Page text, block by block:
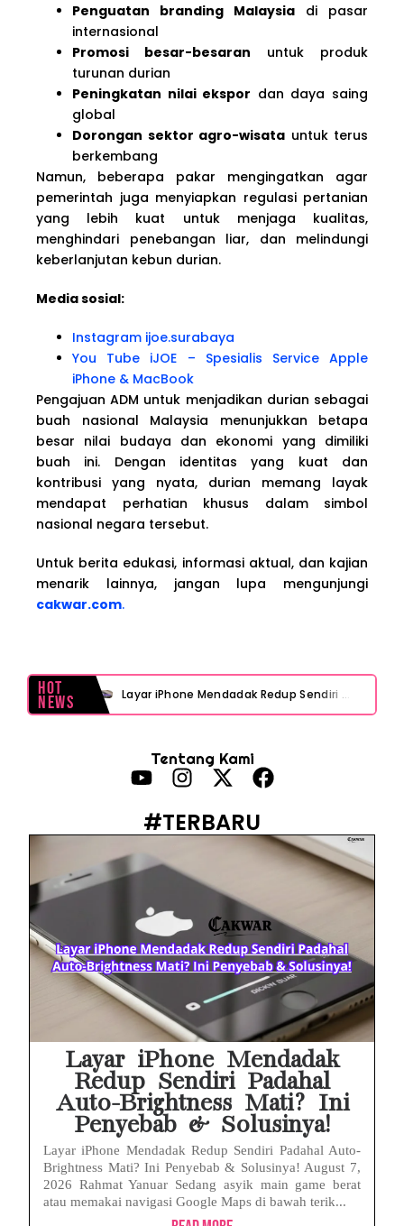
Penguatan branding Malaysia di pasar
internasional
Promosi besar-besaran untuk produk
turunan durian
Peningkatan nilai ekspor dan daya saing
global
Dorongan sektor agro-wisata untuk terus
berkembang
Namun, beberapa pakar mengingatkan agar
pemerintah juga menyiapkan regulasi pertanian
yang lebih kuat untuk menjaga kualitas,
menghindari penebangan liar, dan melindungi
keberlanjutan kebun durian.
Media sosial:
Instagram ijoe.surabaya
You Tube iJOE – Spesialis Service Apple
iPhone & MacBook
Pengajuan ADM untuk menjadikan durian sebagai
buah nasional Malaysia menunjukkan betapa
besar nilai budaya dan ekonomi yang dimiliki
buah ini. Dengan identitas yang kuat dan
kontribusi yang nyata, durian memang layak
mendapat perhatian khusus dalam simbol
nasional negara tersebut.
Untuk berita edukasi, informasi aktual, dan kajian
menarik lainnya, jangan lupa mengunjungi
cakwar.com.
Hot
News Layar iPhone Mendadak Redup Sendiri Padahal Auto-Brightness Mati? Ini Penyebab & Solusinya!
Prabowo Sebut ‘Londo Ireng’, Ray Rangkuti Desak DPR Bersikap, Ini Ulasan Politiknya
MAKI Soroti Penahanan Eks Jampidsus Febrie Adriansyah Tanpa Rompi Pink
Babak Baru Kasus Febrie Adriansyah, Rencana Praperadilan Penyitaan Emas dan Uang Tunai Jadi Sorotan
Baterai Apple Watch Cepat Boros? Ini Penyebab dan Cara Mengatasinya
HP Huawei Cepat Panas? Ini Penyebab Utama dan Cara Mengatasinya
Tentang Kami
#TERBARU
Layar iPhone Mendadak
Redup Sendiri Padahal
Auto-Brightness Mati? Ini
Penyebab & Solusinya!
Layar iPhone Mendadak Redup Sendiri Padahal Auto-
Brightness Mati? Ini Penyebab & Solusinya! August 7,
2026 Rahmat Yanuar Sedang asyik main game berat
atau memakai navigasi Google Maps di bawah terik...